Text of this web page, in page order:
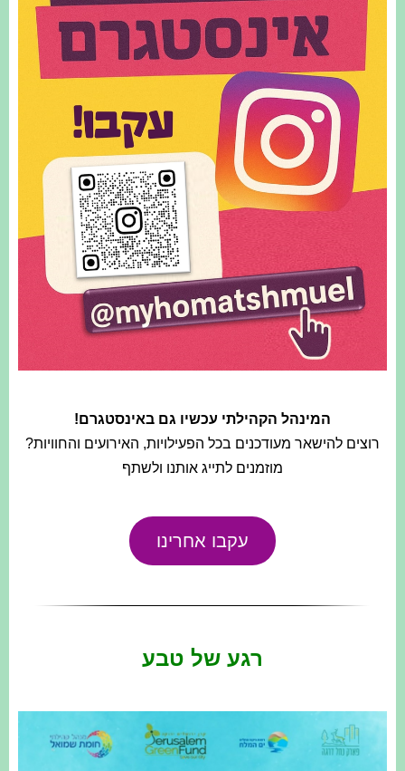
המינהל הקהילתי עכשיו גם באינסטגרם!
רוצים להישאר מעודכנים בכל הפעילויות, האירועים והחוויות?
מוזמנים לתייג אותנו ולשתף
עקבו אחרינו
רגע של טבע